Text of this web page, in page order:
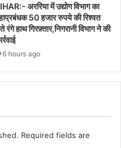
अररिया में उद्योग विभाग का
50 हजार रुपये की रिश्वत
रंगे हाथ गिरफ़्तार,निगरानी विभाग ने की
6 hours ago
Required fields are